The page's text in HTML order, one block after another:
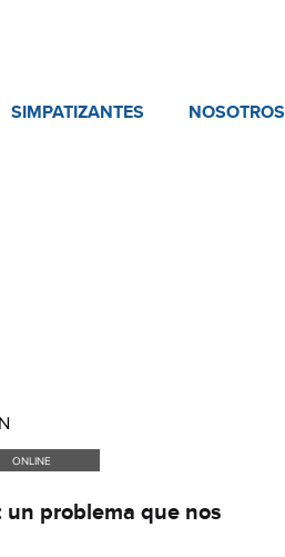
SIMPATIZANTES NOSOTROS
ONLINE
problema que nos